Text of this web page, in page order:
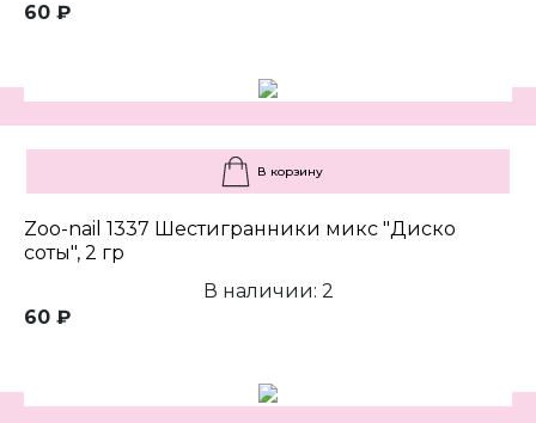
60 ₽
В корзину
Zoo-nail 1337 Шестигранники микс "Диско
соты", 2 гр
В наличии: 2
60 ₽